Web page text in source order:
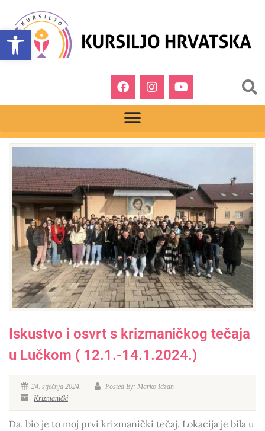
Open toolbar
Iskustvo i osvrt s krizmaničkog tečaja
u Lučkom ( 12.1.-14.1.2024.)
24. siječnja 2024.
Posted By: Marko Idzan
Krizmanički
Da, bio je to moj prvi krizmanički tečaj. Lokacija je bila u